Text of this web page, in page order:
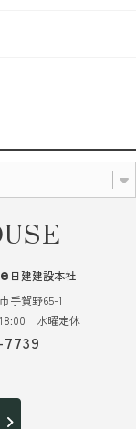
日建建設本社
手賀野65-1
水曜定休